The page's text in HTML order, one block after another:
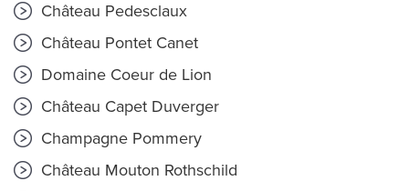
Château Pedesclaux
Château Pontet Canet
Domaine Coeur de Lion
Château Capet Duverger
Champagne Pommery
Château Mouton Rothschild